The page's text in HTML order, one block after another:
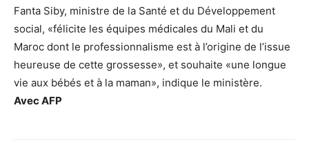
Fanta Siby, ministre de la Santé et du Développement
social, «félicite les équipes médicales du Mali et du
Maroc dont le professionnalisme est à l’origine de l’issue
heureuse de cette grossesse», et souhaite «une longue
vie aux bébés et à la maman», indique le ministère.
Avec AFP